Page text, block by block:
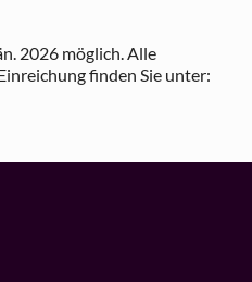
2026 möglich. Alle
finden Sie unter: